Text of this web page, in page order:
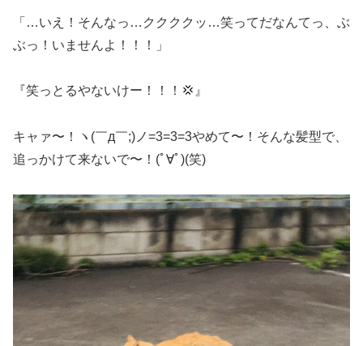
「…いえ！そんなっ…ククククッ…笑ってだなんてっ、ぶ
ぶっ！いませんよ！！！」
『笑っとるやないけー！！！💢』
キャァ〜！ヽ(￣д￣;)ノ=3=3=3やめて〜！そんな髪型で、
追っかけて来ないで〜！(ﾟ∀ﾟ)(笑)